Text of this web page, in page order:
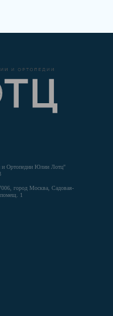
Ортопедии Юлии Лотц"
город Москва, Садовая-
1